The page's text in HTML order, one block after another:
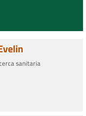
sanitaria